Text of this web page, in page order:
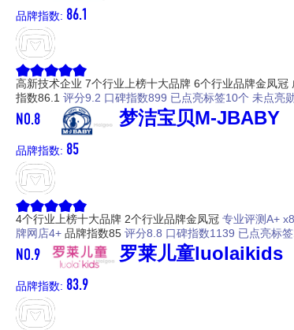
品牌指数: 86.1
高新技术企业 7个行业上榜十大品牌 6个行业品牌金凤冠
指数86.1 评分9.2 口碑指数899 已点亮标签10个 未点亮
NO.8 梦洁宝贝M-JBABY
品牌指数: 85
4个行业上榜十大品牌 2个行业品牌金凤冠 专业评测A+
牌网店4+ 品牌指数85 评分8.8 口碑指数1139 已点亮标
NO.9 罗莱儿童luolaikids
品牌指数: 83.9